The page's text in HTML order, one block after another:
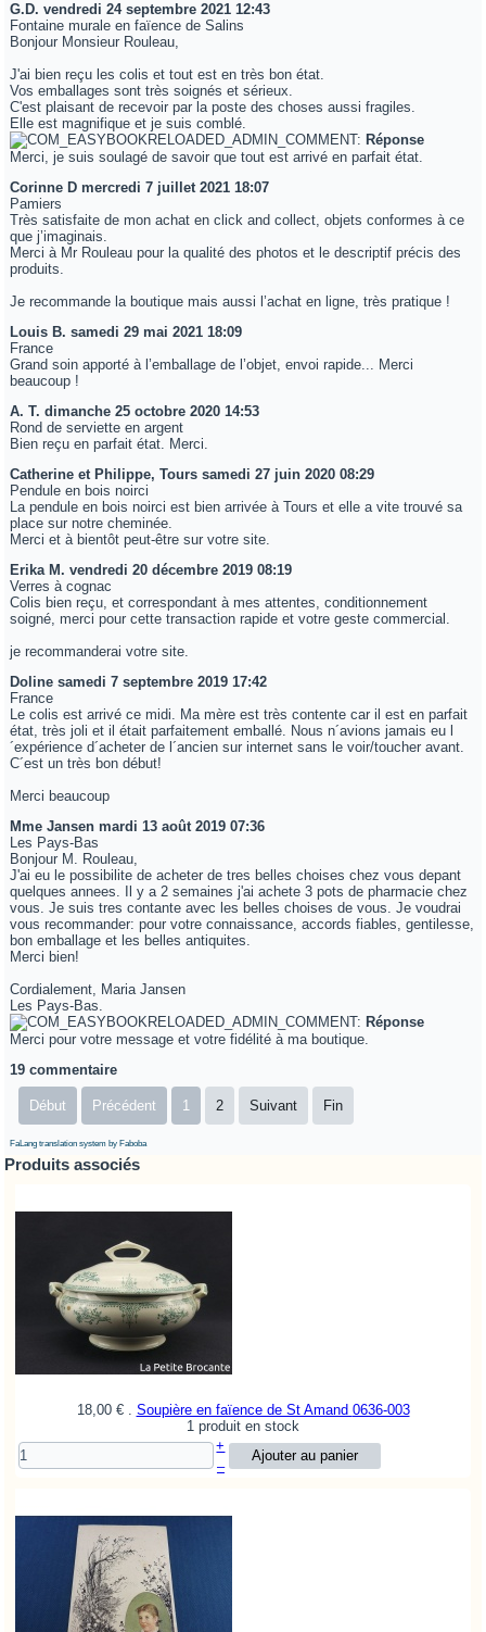
G.D. vendredi 24 septembre 2021 12:43
Fontaine murale en faïence de Salins
Bonjour Monsieur Rouleau,
J'ai bien reçu les colis et tout est en très bon état.
Vos emballages sont très soignés et sérieux.
C'est plaisant de recevoir par la poste des choses aussi fragiles.
Elle est magnifique et je suis comblé.
Réponse
Merci, je suis soulagé de savoir que tout est arrivé en parfait état.
Corinne D mercredi 7 juillet 2021 18:07
Pamiers
Très satisfaite de mon achat en click and collect, objets conformes à ce
que j’imaginais.
Merci à Mr Rouleau pour la qualité des photos et le descriptif précis des
produits.
Je recommande la boutique mais aussi l’achat en ligne, très pratique !
Louis B. samedi 29 mai 2021 18:09
France
Grand soin apporté à l’emballage de l’objet, envoi rapide... Merci
beaucoup !
A. T. dimanche 25 octobre 2020 14:53
Rond de serviette en argent
Bien reçu en parfait état. Merci.
Catherine et Philippe, Tours samedi 27 juin 2020 08:29
Pendule en bois noirci
La pendule en bois noirci est bien arrivée à Tours et elle a vite trouvé sa
place sur notre cheminée.
Merci et à bientôt peut-être sur votre site.
Erika M. vendredi 20 décembre 2019 08:19
Verres à cognac
Colis bien reçu, et correspondant à mes attentes, conditionnement
soigné, merci pour cette transaction rapide et votre geste commercial.
je recommanderai votre site.
Doline samedi 7 septembre 2019 17:42
France
Le colis est arrivé ce midi. Ma mère est très contente car il est en parfait
état, très joli et il était parfaitement emballé. Nous n´avions jamais eu l
´expérience d´acheter de l´ancien sur internet sans le voir/toucher avant.
C´est un très bon début!
Merci beaucoup
Mme Jansen mardi 13 août 2019 07:36
Les Pays-Bas
Bonjour M. Rouleau,
J'ai eu le possibilite de acheter de tres belles choises chez vous depant
quelques annees. Il y a 2 semaines j'ai achete 3 pots de pharmacie chez
vous. Je suis tres contante avec les belles choises de vous. Je voudrai
vous recommander: pour votre connaissance, accords fiables, gentilesse,
bon emballage et les belles antiquites.
Merci bien!
Cordialement, Maria Jansen
Les Pays-Bas.
Réponse
Merci pour votre message et votre fidélité à ma boutique.
19 commentaire
Début Précédent 1 2 Suivant Fin
FaLang translation system by Faboba
Produits associés
18,00 € . Soupière en faïence de St Amand 0636-003
1 produit en stock
+
–